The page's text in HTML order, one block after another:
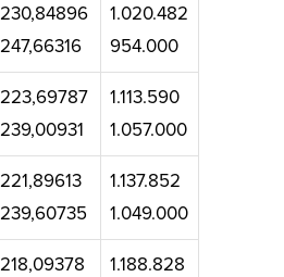
230,84896
247,66316
1.020.482
954.000
223,69787
239,00931
1.113.590
1.057.000
221,89613
239,60735
1.137.852
1.049.000
218,09378
1.188.828